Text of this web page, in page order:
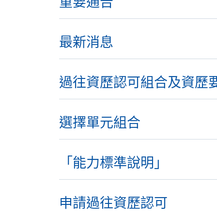
最新消息
過往資歷認可組合及資歷
選擇單元組合
「能力標準說明」
申請過往資歷認可